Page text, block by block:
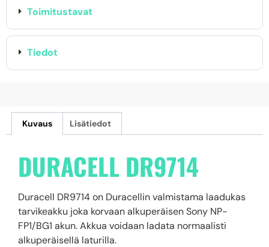
Toimitustavat
Tiedot
Kuvaus Lisätiedot
DURACELL DR9714
Duracell DR9714 on Duracellin valmistama laadukas
tarvikeakku joka korvaan alkuperäisen Sony NP-
FP1/BG1 akun. Akkua voidaan ladata normaalisti
alkuperäisellä laturilla.